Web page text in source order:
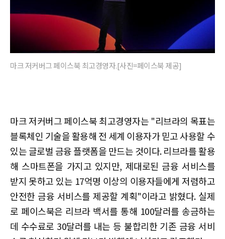
마크 저커버그 페이스북 최고경영자.[사진=페이스북 제공]
마크 저커버그 페이스북 최고경영자는 "리브라의 목표는
블록체인 기술을 활용해 전 세계 이용자가 믿고 사용할 수
있는 글로벌 금융 플랫폼을 만드는 것이다. 리브라를 활용
해 스마트폰을 가지고 있지만, 제대로된 금융 서비스를
받지 못하고 있는 17억명 이상의 이용자들에게 저렴하고
안전한 금융 서비스를 제공할 계획"이라고 밝혔다. 실제
로 페이스북은 리브라 백서를 통해 100달러를 송금하는
데 수수료로 30달러를 내는 등 불합리한 기존 금융 서비